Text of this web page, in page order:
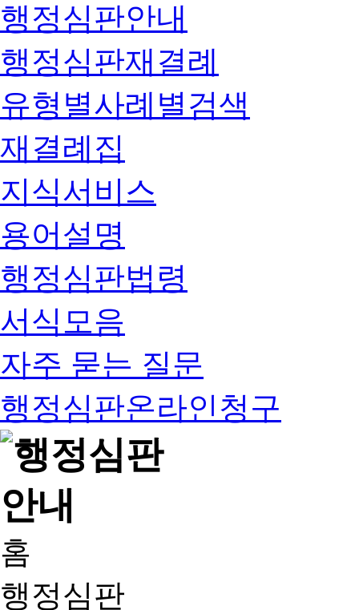
행정심판안내
행정심판재결례
유형별사례별검색
재결례집
지식서비스
용어설명
행정심판법령
서식모음
자주 묻는 질문
행정심판온라인청구
홈
행정심판